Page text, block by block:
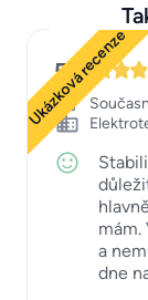
Ukázková recenze
5
mám.
a
dne